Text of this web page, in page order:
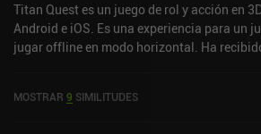
Titan Quest es un juego de rol y acción en
Android e iOS. Es una experiencia para un
jugar offline en modo horizontal. Ha
Google Play y de 4,4 sobre 5,0 en la App
MOSTRAR 9 SIMILITUDES